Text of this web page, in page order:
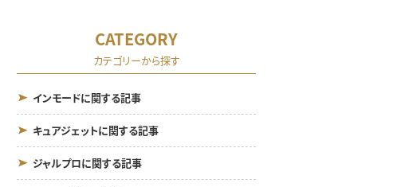
CATEGORY
カテゴリーから探す
インモードに関する記事
キュアジェットに関する記事
ジャルプロに関する記事